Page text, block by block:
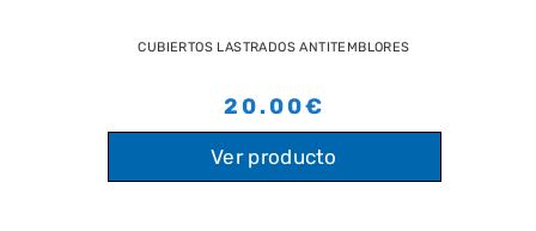
CUBIERTOS LASTRADOS ANTITEMBLORES
20.00€
Ver producto